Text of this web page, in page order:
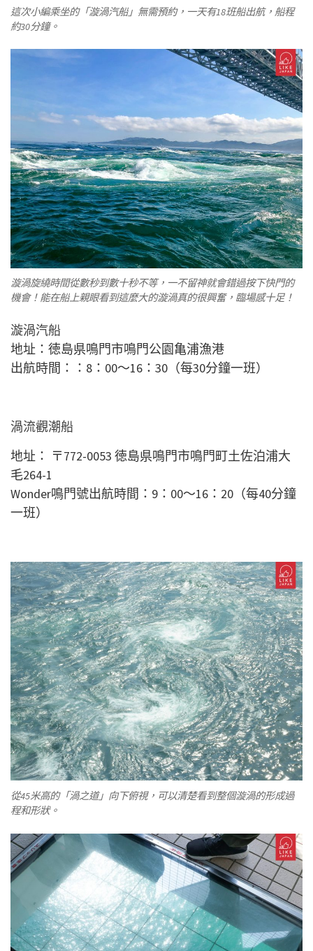
這次小編乘坐的「漩渦汽船」無需預約，一天有18班船出航，船程
約30分鐘。
漩渦旋繞時間從數秒到數十秒不等，一不留神就會錯過按下快門的
機會！能在船上親眼看到這麼大的漩渦真的很興奮，臨場感十足！
漩渦汽船
地址：徳島県鳴門市鳴門公園亀浦漁港
出航時間：：8：00～16：30（每30分鐘一班）
渦流觀潮船
地址：
〒772-0053 徳島県鳴門市鳴門町土佐泊浦大
毛264-1
Wonder鳴門號出航時間：9：00～16：20（每40分鐘
一班）
從45米高的「渦之道」向下俯視，可以清楚看到整個漩渦的形成過
程和形狀。